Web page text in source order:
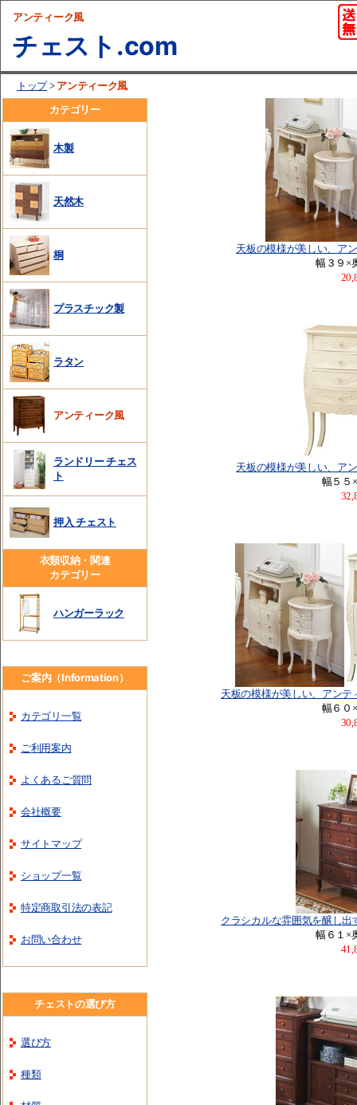
アンティーク風
チェスト.com
トップ> アンティーク風
カテゴリー
木製
天然木
桐
プラスチック製
ラタン
アンティーク風
ランドリー チェス
ト
押入 チェスト
衣類収納・関連
カテゴリー
ハンガーラック
ご案内（Information）
カテゴリ一覧
ご利用案内
よくあるご質問
会社概要
サイトマップ
ショップ一覧
特定商取引法の表記
お問い合わせ
チェストの選び方
選び方
種類
天板の模様が美しい、
幅３９×
天板の模様が美しい、
幅５５
天板の模様が美しい、アン
幅６０
クラシカルな雰囲気を醸し
幅６１×